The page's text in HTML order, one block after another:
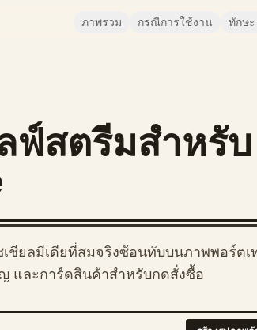
ภาพรวม กรณีการใช้งาน ทักษะ
ฟ์สตรีมสำหรับ
ชียลมีเดียที่สมจริงซ้อนทับบนภาพพอร์ต
และการ์ดสินค้าสำหรับกดสั่งซื้อ